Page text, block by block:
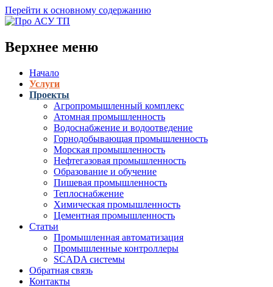
Перейти к основному содержанию
Верхнее меню
Начало
Услуги
Проекты
Агропромышленный комплекс
Атомная промышленность
Водоснабжение и водоотведение
Горнодобывающая промышленность
Морская промышленность
Нефтегазовая промышленность
Образование и обучение
Пишевая промышленность
Теплоснабжение
Химическая промышленность
Цементная промышленность
Статьи
Промышленная автоматизация
Промышленные контроллеры
SCADA системы
Обратная связь
Контакты